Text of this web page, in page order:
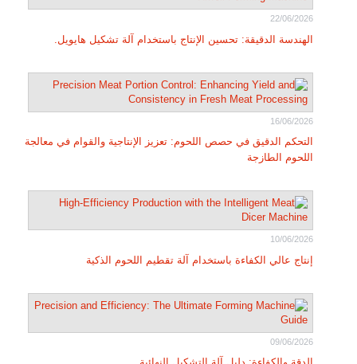
22/06/2026
الهندسة الدقيقة: تحسين الإنتاج باستخدام آلة تشكيل هايويل.
16/06/2026
التحكم الدقيق في حصص اللحوم: تعزيز الإنتاجية والقوام في معالجة
اللحوم الطازجة
10/06/2026
إنتاج عالي الكفاءة باستخدام آلة تقطيم اللحوم الذكية
09/06/2026